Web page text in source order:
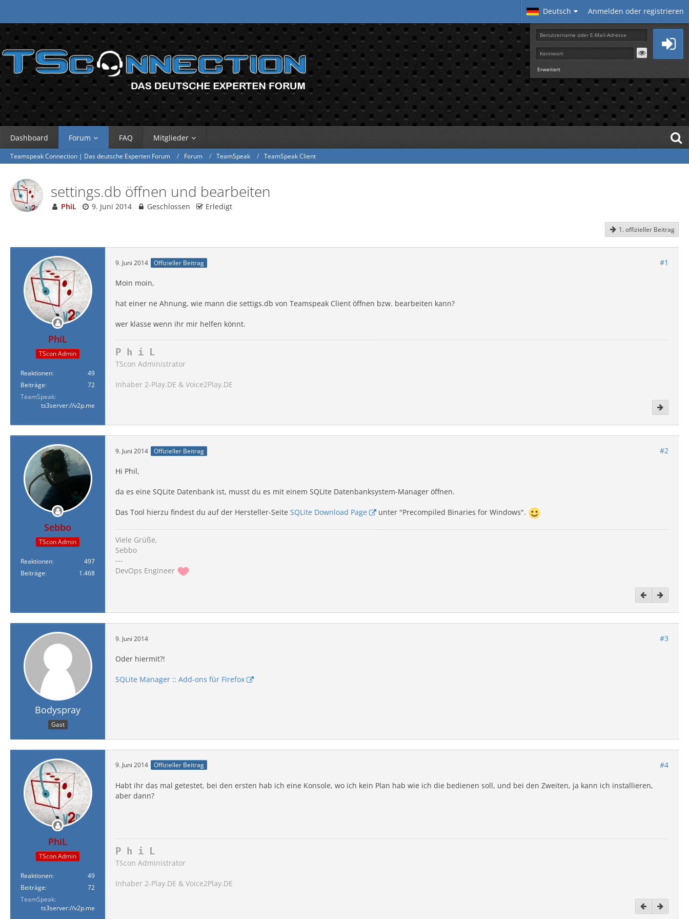
Deutsch Anmelden oder registrieren
Erweitert
Dashboard Forum FAQ Mitglieder
Teamspeak Connection | Das deutsche Experten Forum Forum TeamSpeak TeamSpeak Client
settings.db öffnen und bearbeiten
PhiL 9. Juni 2014 Geschlossen Erledigt
1. offizieller Beitrag
PhiL
TScon Admin
Reaktionen
49
Beiträge
72
TeamSpeak
ts3server://v2p.me
9. Juni 2014 Offizieller Beitrag #1
Moin moin,
hat einer ne Ahnung, wie mann die settigs.db von Teamspeak Client öffnen bzw. bearbeiten kann?
wer klasse wenn ihr mir helfen könnt.
P h i L
TScon Administrator
Inhaber 2-Play.DE & Voice2Play.DE
Sebbo
TScon Admin
Reaktionen
497
Beiträge
1.468
9. Juni 2014 Offizieller Beitrag #2
Hi Phil,
da es eine SQLite Datenbank ist, musst du es mit einem SQLite Datenbanksystem-Manager öffnen.
Das Tool hierzu findest du auf der Hersteller-Seite SQLite Download Page unter "Precompiled Binaries for Windows".
Viele Grüße,
Sebbo
---
DevOps Engineer
Bodyspray
Gast
9. Juni 2014 #3
Oder hiermit?!
SQLite Manager :: Add-ons für Firefox
PhiL
TScon Admin
Reaktionen
49
Beiträge
72
TeamSpeak
ts3server://v2p.me
9. Juni 2014 Offizieller Beitrag #4
Habt ihr das mal getestet, bei den ersten hab ich eine Konsole, wo ich kein Plan hab wie ich die bedienen soll, und bei den Zweiten, ja kann ich installieren,
aber dann?
P h i L
TScon Administrator
Inhaber 2-Play.DE & Voice2Play.DE